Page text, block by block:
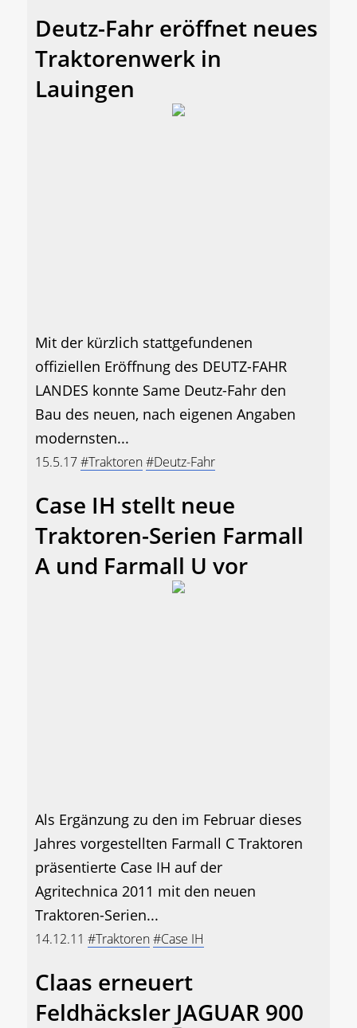
Deutz-Fahr eröffnet neues
Traktorenwerk in
Lauingen
Mit der kürzlich stattgefundenen
offiziellen Eröffnung des DEUTZ-FAHR
LANDES konnte Same Deutz-Fahr den
Bau des neuen, nach eigenen Angaben
modernsten...
15.5.17#Traktoren#Deutz-Fahr
Case IH stellt neue
Traktoren-Serien Farmall
A und Farmall U vor
Als Ergänzung zu den im Februar dieses
Jahres vorgestellten Farmall C Traktoren
präsentierte Case IH auf der
Agritechnica 2011 mit den neuen
Traktoren-Serien...
14.12.11 #Traktoren#Case IH
Claas erneuert
Feldhäcksler JAGUAR 900